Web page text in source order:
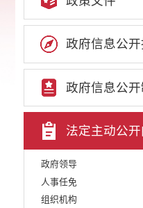
政府信息公
政府信息公
法定主动公
政府领导
人事任免
组织机构